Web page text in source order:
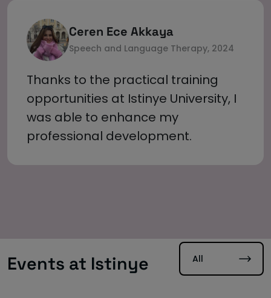
career with confidence after
graduation.Ceren Ece Akkaya
Speech and Language Therapy, 2024
Thanks to the practical training
opportunities at Istinye University, I
was able to enhance my
professional development.
Events at Istinye All